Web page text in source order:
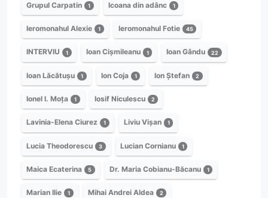
Grupul Carpatin 1 Icoana din adânc 1
Ieromonahul Alexie 1 Ieromonahul Fotie 45
INTERVIU 1 Ioan Cișmileanu 1 Ioan Gându 22
Ioan Lăcătușu 1 Ion Coja 1 Ion Ștefan 2
Ionel I. Moța 1 Iosif Niculescu 2
Lavinia-Elena Ciurez 1 Liviu Vișan 1
Lucia Theodorescu 3 Lucian Cornianu 1
Maica Ecaterina 5 Dr. Maria Cobianu-Băcanu 1
Marian Ilie 1 Mihai Andrei Aldea 2